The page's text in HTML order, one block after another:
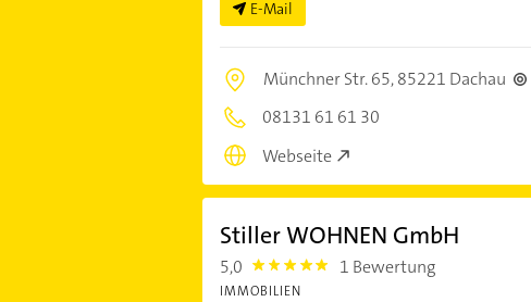
E-Mail
Münchner Str. 65,85221 Dachau
08131 61 61 30
Webseite
Stiller WOHNEN GmbH
5,0 5.0 1 Bewertung
IMMOBILIEN